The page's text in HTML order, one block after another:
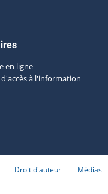
en ligne
à l'information
Droit d'auteur Médias